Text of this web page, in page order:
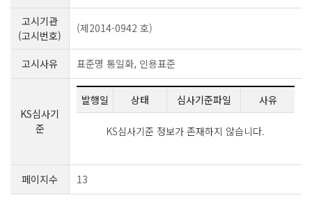
고시기관
(고시번호)
(제2014-0942 호)
고시사유 표준명 통일화, 인용표준
KS심사기
준
발행일 상태 심사기준파일 사유
KS심사기준 정보가 존재하지 않습니다.
페이지수 13